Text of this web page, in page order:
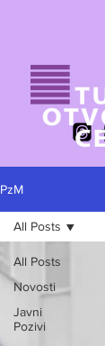
PzM
All Posts
Novosti
Javni
Pozivi
All Posts